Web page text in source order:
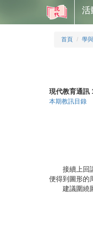
活
首頁 學
現代教育通訊
本期教訊目錄
接續上回講
便得到圖形的
建議圍繞圖